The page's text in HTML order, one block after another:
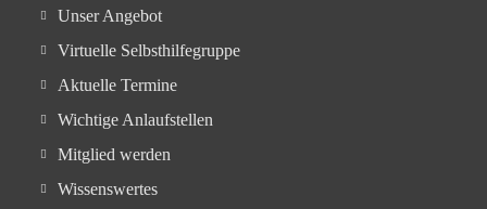
Unser Angebot
Virtuelle Selbsthilfegruppe
Aktuelle Termine
Wichtige Anlaufstellen
Mitglied werden
Wissenswertes